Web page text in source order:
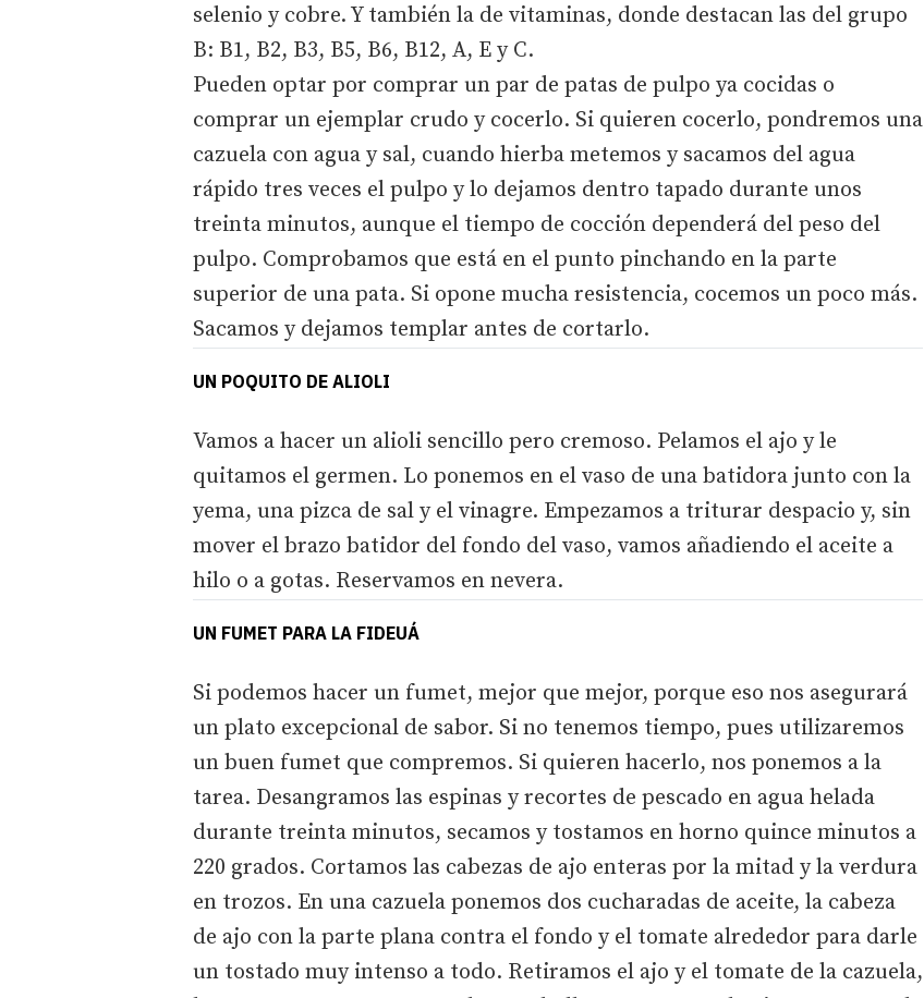
selenio y cobre. Y también la de vitaminas, donde destacan las del grupo
B: B1, B2, B3, B5, B6, B12, A, E y C.
Pueden optar por comprar un par de patas de pulpo ya cocidas o
comprar un ejemplar crudo y cocerlo. Si quieren cocerlo, pondremos una
cazuela con agua y sal, cuando hierba metemos y sacamos del agua
rápido tres veces el pulpo y lo dejamos dentro tapado durante unos
treinta minutos, aunque el tiempo de cocción dependerá del peso del
pulpo. Comprobamos que está en el punto pinchando en la parte
superior de una pata. Si opone mucha resistencia, cocemos un poco más.
Sacamos y dejamos templar antes de cortarlo.
UN POQUITO DE ALIOLI
Vamos a hacer un alioli sencillo pero cremoso. Pelamos el ajo y le
quitamos el germen. Lo ponemos en el vaso de una batidora junto con la
yema, una pizca de sal y el vinagre. Empezamos a triturar despacio y, sin
mover el brazo batidor del fondo del vaso, vamos añadiendo el aceite a
hilo o a gotas. Reservamos en nevera.
UN FUMET PARA LA FIDEUÁ
Si podemos hacer un fumet, mejor que mejor, porque eso nos asegurará
un plato excepcional de sabor. Si no tenemos tiempo, pues utilizaremos
un buen fumet que compremos. Si quieren hacerlo, nos ponemos a la
tarea. Desangramos las espinas y recortes de pescado en agua helada
durante treinta minutos, secamos y tostamos en horno quince minutos a
220 grados. Cortamos las cabezas de ajo enteras por la mitad y la verdura
en trozos. En una cazuela ponemos dos cucharadas de aceite, la cabeza
de ajo con la parte plana contra el fondo y el tomate alrededor para darle
un tostado muy intenso a todo. Retiramos el ajo y el tomate de la cazuela,